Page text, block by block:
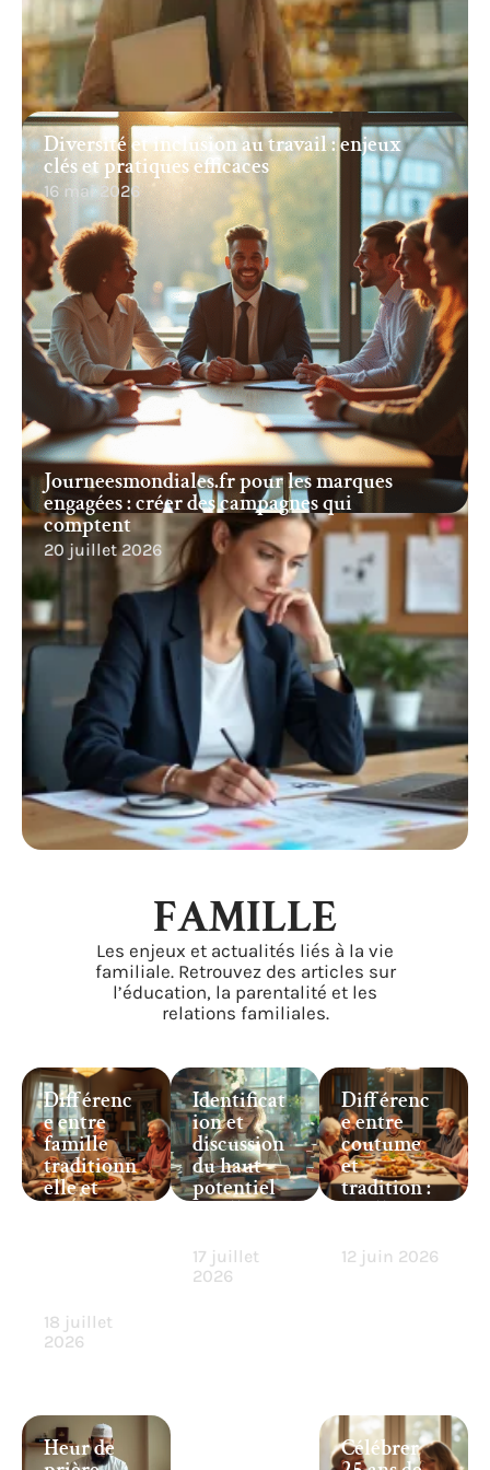
Journeesmondiales.fr pour les marques
engagées : créer des campagnes qui
comptent
20 juillet 2026
Diversité et inclusion au travail : enjeux
clés et pratiques efficaces
16 mai 2026
FAMILLE
Les enjeux et actualités liés à la vie
familiale. Retrouvez des articles sur
l’éducation, la parentalité et les
relations familiales.
Différenc
e entre
famille
traditionn
elle et
moderne :
18 juillet
2026
Heur de
Identificat
ion et
discussion
du haut
potentiel
intellectu
17 juillet
2026
Différenc
e entre
coutume
et
tradition :
quelles
12 juin 2026
Célébrer